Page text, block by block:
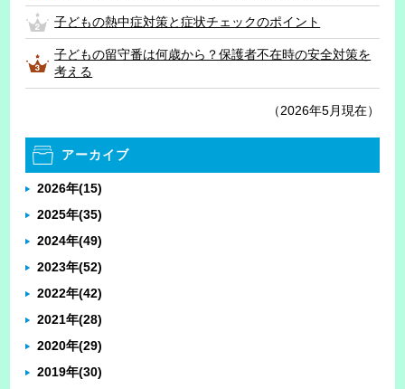
子どもの熱中症対策と症状チェックのポイント
子どもの留守番は何歳から？保護者不在時の安全対策を
考える
（2026年5月現在）
アーカイブ
2026年(15)
2025年(35)
2024年(49)
2023年(52)
2022年(42)
2021年(28)
2020年(29)
2019年(30)